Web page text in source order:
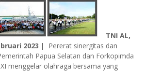
TNI AL,
2023 |
Pererat sinergitas dan
Papua Selatan dan Forkopimda
menggelar olahraga bersama yang